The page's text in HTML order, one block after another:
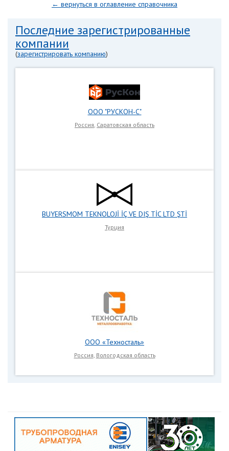
← вернуться в оглавление справочника
Последние зарегистрированные
компании
(зарегистрировать компанию)
ООО "РУСКОН-С"
Россия, Саратовская область
BUYERSMOM TEKNOLOJİ İÇ VE DIŞ TİC LTD ŞTİ
Турция
ООО «Техносталь»
Россия, Вологодская область